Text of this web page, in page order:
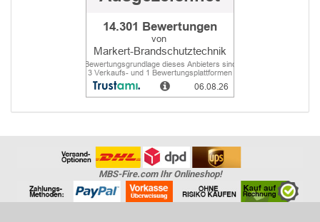
MBS-Fire.com Ihr Onlineshop!